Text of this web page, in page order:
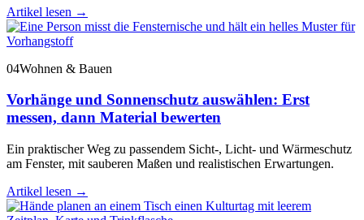
Artikel lesen →
04Wohnen & Bauen
Vorhänge und Sonnenschutz auswählen: Erst
messen, dann Material bewerten
Ein praktischer Weg zu passendem Sicht-, Licht- und Wärmeschutz
am Fenster, mit sauberen Maßen und realistischen Erwartungen.
Artikel lesen →